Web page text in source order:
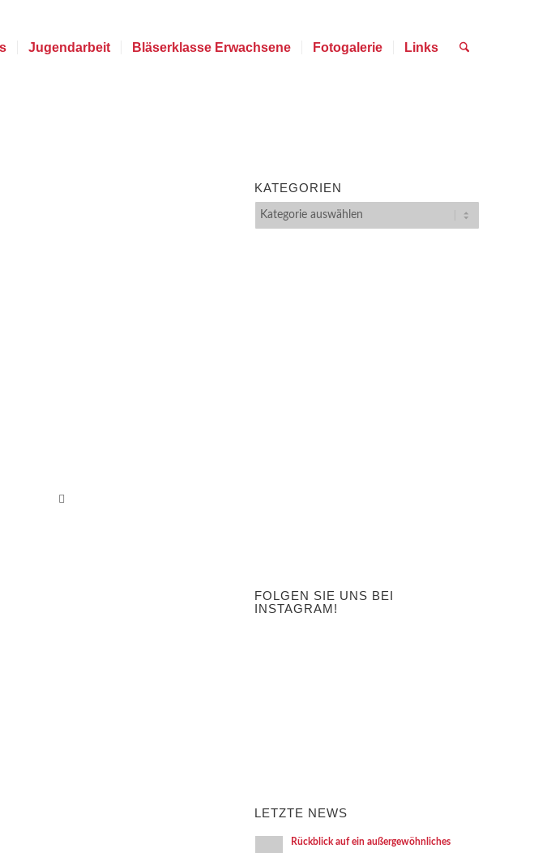
Jugendarbeit Bläserklasse Erwachsene Fotogalerie Links
KATEGORIEN
Kategorien
FOLGEN SIE UNS BEI
INSTAGRAM!
LETZTE NEWS
Rückblick auf ein außergewöhnliches